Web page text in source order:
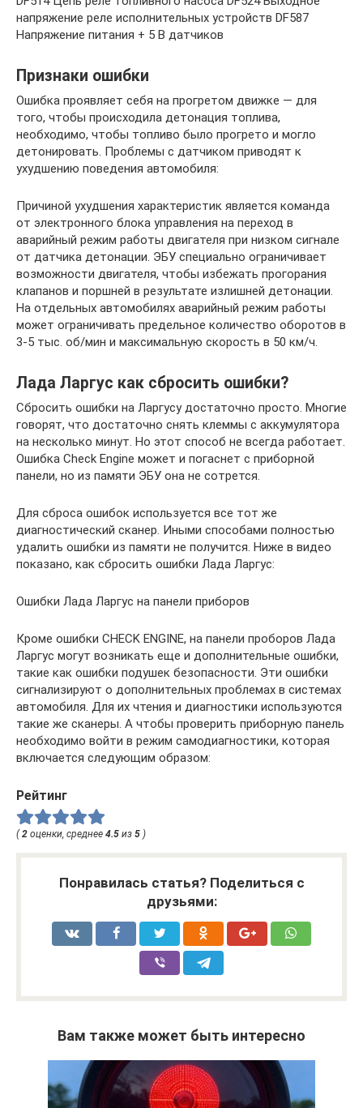
напряжение реле исполнительных устройств DF587
Напряжение питания + 5 В датчиков
Признаки ошибки
Ошибка проявляет себя на прогретом движке — для
того, чтобы происходила детонация топлива,
необходимо, чтобы топливо было прогрето и могло
детонировать. Проблемы с датчиком приводят к
ухудшению поведения автомобиля:
Причиной ухудшения характеристик является команда
от электронного блока управления на переход в
аварийный режим работы двигателя при низком сигнале
от датчика детонации. ЭБУ специально ограничивает
возможности двигателя, чтобы избежать прогорания
клапанов и поршней в результате излишней детонации.
На отдельных автомобилях аварийный режим работы
может ограничивать предельное количество оборотов в
3-5 тыс. об/мин и максимальную скорость в 50 км/ч.
Лада Ларгус как сбросить ошибки?
Сбросить ошибки на Ларгусу достаточно просто. Многие
говорят, что достаточно снять клеммы с аккумулятора
на несколько минут. Но этот способ не всегда работает.
Ошибка Check Engine может и погаснет с приборной
панели, но из памяти ЭБУ она не сотрется.
Для сброса ошибок используется все тот же
диагностический сканер. Иными способами полностью
удалить ошибки из памяти не получится. Ниже в видео
показано, как сбросить ошибки Лада Ларгус:
Ошибки Лада Ларгус на панели приборов
Кроме ошибки CHECK ENGINE, на панели проборов Лада
Ларгус могут возникать еще и дополнительные ошибки,
такие как ошибки подушек безопасности. Эти ошибки
сигнализируют о дополнительных проблемах в системах
автомобиля. Для их чтения и диагностики используются
такие же сканеры. А чтобы проверить приборную панель
необходимо войти в режим самодиагностики, которая
включается следующим образом:
Рейтинг
(2 оценки, среднее 4.5 из 5 )
Понравилась статья? Поделиться с
друзьями:
Вам также может быть интересно